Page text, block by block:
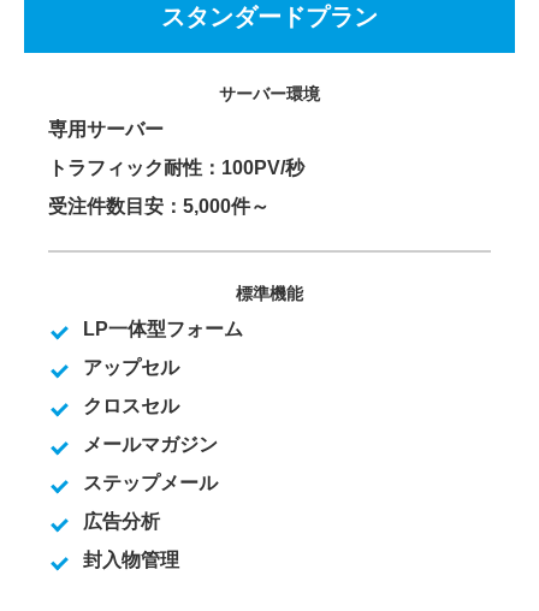
スタンダードプラン
サーバー環境
専用サーバー
トラフィック耐性：100PV/秒
受注件数目安：5,000件～
標準機能
LP一体型フォーム
アップセル
クロスセル
メールマガジン
ステップメール
広告分析
封入物管理